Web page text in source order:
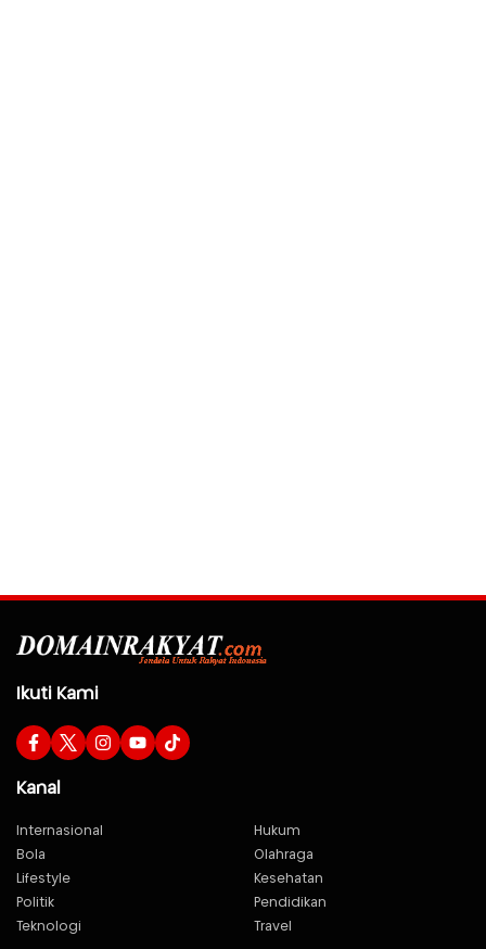
Ikuti Kami
Kanal
Internasional
Hukum
Bola
Olahraga
Lifestyle
Kesehatan
Politik
Pendidikan
Teknologi
Travel